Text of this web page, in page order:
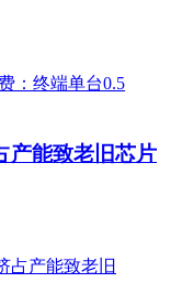
产能致老旧芯片